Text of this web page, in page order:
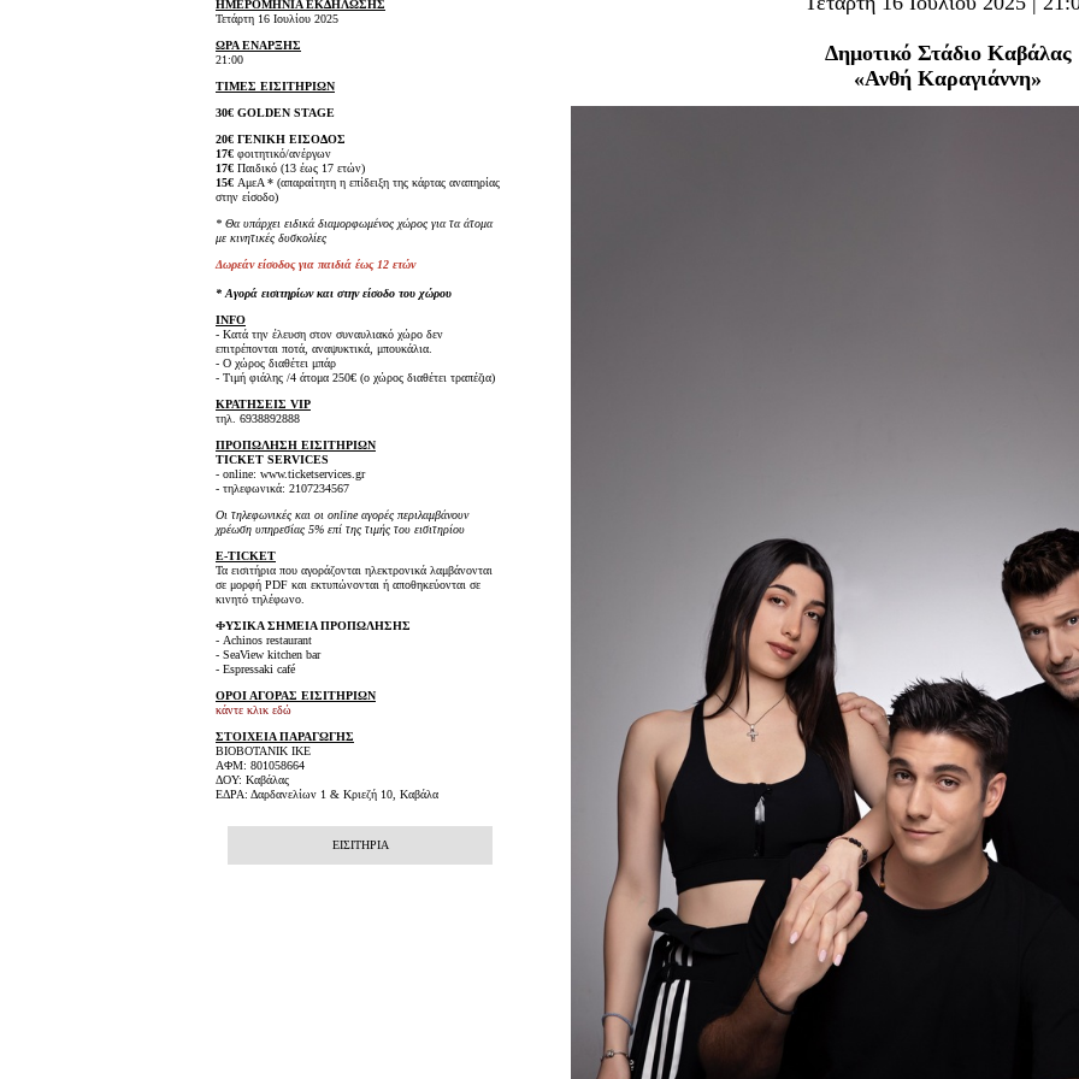
Είσοδος διαχειριστή
Δημοτικό Στάδιο Καβάλας
«Ανθή Καραγιάννη»
ΗΜΕΡΟΜΗΝΙΑ ΕΚΔΗΛΩΣΗΣ
Τετάρτη 16 Ιουλίου 2025
ΩΡΑ ΕΝΑΡΞΗΣ
21:00
ΤΙΜΕΣ ΕΙΣΙΤΗΡΙΩΝ
30€ GOLDEN STAGE
20€ ΓΕΝΙΚΗ ΕΙΣΟΔΟΣ
17€ φοιτητικό/ανέργων
17€ Παιδικό (13 έως 17 ετών)
15€ ΑμεΑ * (απαραίτητη η επίδειξη της κάρτας αναπηρίας
στην είσοδο)
* Θα υπάρχει ειδικά διαμορφωμένος χώρος για τα άτομα
με κινητικές δυσκολίες
Δωρεάν είσοδος για παιδιά έως 12 ετών
* Αγορά εισιτηρίων και στην είσοδο του χώρου
INFO
- Κατά την έλευση στον συναυλιακό χώρο δεν
επιτρέπονται ποτά, αναψυκτικά, μπουκάλια.
- Ο χώρος διαθέτει μπάρ
- Τιμή φιάλης /4 άτομα 250€ (ο χώρος διαθέτει τραπέζια)
ΚΡΑΤΗΣΕΙΣ VIP
τηλ. 6938892888
ΠΡΟΠΩΛΗΣΗ ΕΙΣΙΤΗΡΙΩΝ
TICKET SERVICES
- online: www.ticketservices.gr
- τηλεφωνικά: 2107234567
Οι τηλεφωνικές και οι online αγορές περιλαμβάνουν
χρέωση υπηρεσίας 5% επί της τιμής του εισιτηρίου
E-TICKET
Τα εισιτήρια που αγοράζονται ηλεκτρονικά λαμβάνονται
σε μορφή PDF και εκτυπώνονται ή αποθηκεύονται σε
κινητό τηλέφωνο.
ΦΥΣΙΚΑ ΣΗΜΕΙΑ ΠΡΟΠΩΛΗΣΗΣ
- Achinos restaurant
- SeaView kitchen bar
- Espressaki café
ΟΡΟΙ ΑΓΟΡΑΣ ΕΙΣΙΤΗΡΙΩΝ
κάντε κλικ εδώ
ΣΤΟΙΧΕΙΑ ΠΑΡΑΓΩΓΗΣ
ΒΙΟΒΟΤΑΝΙΚ ΙΚΕ
ΑΦΜ: 801058664
ΔΟΥ: Καβάλας
ΕΔΡΑ: Δαρδανελίων 1 & Κριεζή 10, Καβάλα
ΕΙΣΙΤΗΡΙΑ